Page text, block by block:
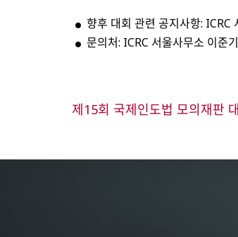
향후 대회 관련 공지사항: ICRC
문의처: ICRC 서울사무소 이
제15회 국제인도법 모의재판